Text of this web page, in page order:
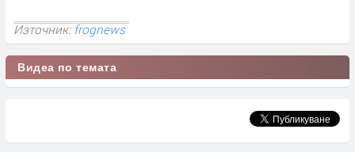
Източник:frognews
Видеа по темата